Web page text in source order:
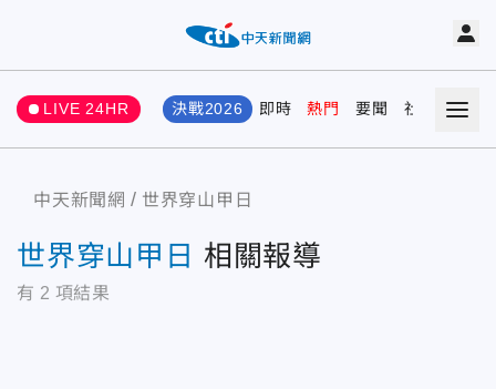
LIVE 24HR 決戰2026 即時 熱門 要聞 社會 娛樂
中天新聞網 世界穿山甲日
世界穿山甲日 相關報導
有 2 項結果